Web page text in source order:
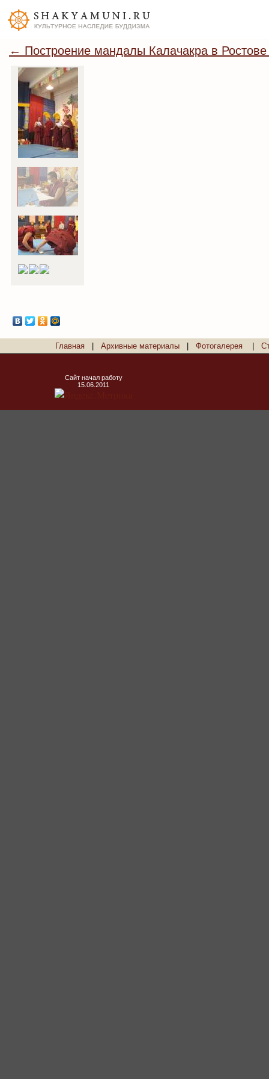
← Построение мандалы Калачакра в Ростове
Главная Архивные материалы Фотогалерея
Сайт начал работу
15.06.2011